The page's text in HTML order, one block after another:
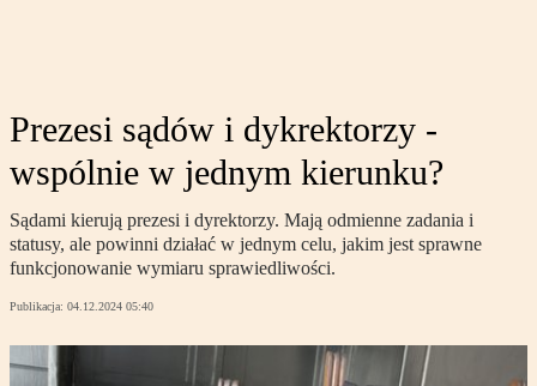
Prezesi sądów i dykrektorzy -
wspólnie w jednym kierunku?
Sądami kierują prezesi i dyrektorzy. Mają odmienne zadania i
statusy, ale powinni działać w jednym celu, jakim jest sprawne
funkcjonowanie wymiaru sprawiedliwości.
Publikacja: 04.12.2024 05:40